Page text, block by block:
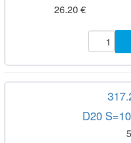
26.20 €
D20